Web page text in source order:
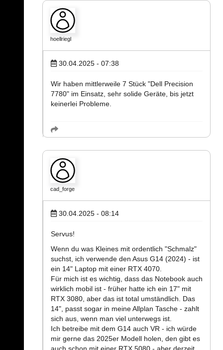
hoellriegl
30.04.2025 - 07:38
Wir haben mittlerweile 7 Stück "Dell Precision
7780" im Einsatz, sehr solide Geräte, bis jetzt
keinerlei Probleme.
cad_forge
30.04.2025 - 08:14
Servus!
Wenn du was Kleines mit ordentlich "Schmalz"
suchst, ich verwende den Asus G14 (2024) - ist
ein 14" Laptop mit einer RTX 4070.
Für mich ist es wichtig, dass das Notebook auch
wirklich mobil ist - früher hatte ich ein 17" mit
RTX 3080, aber das ist total umständlich. Das
14", passt sogar in meine Allplan Tasche - zahlt
sich aus, wenn man viel unterwegs ist.
Ich betreibe mit dem G14 auch VR - ich würde
mir gerne das 2025er Modell holen, den gibt es